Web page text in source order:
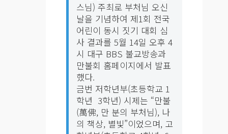
스님) 주최로 부처님 오신
날을 기념하여 제1회 전국
어린이 동시 짓기 대회 심
사 결과를 5월 14일 오후 4
시 대구 BBS 불교방송과
만불회 홈페이지에서 발표
했다.
금번 저학년부(초등학교 1
학년 ­ 3학년) 시제는 “만불
(萬佛, 만 분의 부처님), 나
의 책상, 별빛”이었으며, 고